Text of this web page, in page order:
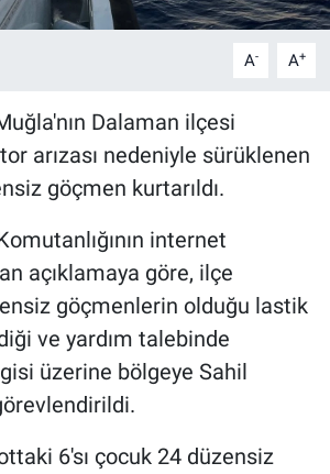
A- A+
Dalaman ilçesi
arızası nedeniyle sürüklenen
göçmen kurtarıldı.
internet
açıklamaya göre, ilçe
göçmenlerin olduğu lastik
ve yardım talebinde
üzerine bölgeye Sahil
6'sı çocuk 24 düzensiz